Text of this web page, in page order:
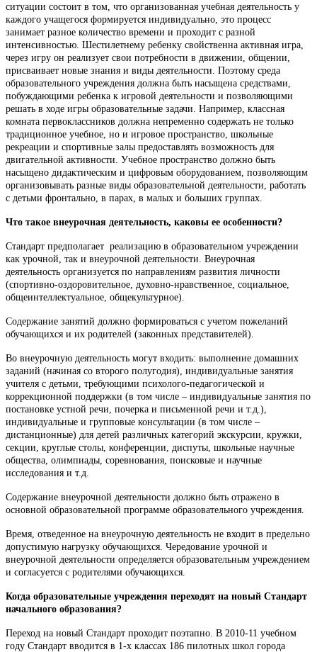
ситуации состоит в том, что организованная учебная деятельность у
каждого учащегося формируется индивидуально, это процесс
занимает разное количество времени и проходит с разной
интенсивностью. Шестилетнему ребенку свойственна активная игра,
через игру он реализует свои потребности в движении, общении,
присваивает новые знания и виды деятельности. Поэтому среда
образовательного учреждения должна быть насыщена средствами,
побуждающими ребенка к игровой деятельности и позволяющими
решать в ходе игры образовательные задачи. Например, классная
комната первоклассников должна непременно содержать не только
традиционное учебное, но и игровое пространство, школьные
рекреации и спортивные залы предоставлять возможность для
двигательной активности. Учебное пространство должно быть
насыщено дидактическим и цифровым оборудованием, позволяющим
организовывать разные виды образовательной деятельности, работать
с детьми фронтально, в парах, в малых и больших группах.
Что такое внеурочная деятельность, каковы ее особенности?
Стандарт предполагает реализацию в образовательном учреждении
как урочной, так и внеурочной деятельности. Внеурочная
деятельность организуется по направлениям развития личности
(спортивно-оздоровительное, духовно-нравственное, социальное,
общеинтеллектуальное, общекультурное).
Содержание занятий должно формироваться с учетом пожеланий
обучающихся и их родителей (законных представителей).
Во внеурочную деятельность могут входить: выполнение домашних
заданий (начиная со второго полугодия), индивидуальные занятия
учителя с детьми, требующими психолого-педагогической и
коррекционной поддержки (в том числе – индивидуальные занятия по
постановке устной речи, почерка и письменной речи и т.д.),
индивидуальные и групповые консультации (в том числе –
дистанционные) для детей различных категорий экскурсии, кружки,
секции, круглые столы, конференции, диспуты, школьные научные
общества, олимпиады, соревнования, поисковые и научные
исследования и т.д.
Содержание внеурочной деятельности должно быть отражено в
основной образовательной программе образовательного учреждения.
Время, отведенное на внеурочную деятельность не входит в предельно
допустимую нагрузку обучающихся. Чередование урочной и
внеурочной деятельности определяется образовательным учреждением
и согласуется с родителями обучающихся.
Когда образовательные учреждения переходят на новый Стандарт
начального образования?
Переход на новый Стандарт проходит поэтапно. В 2010-11 учебном
году Стандарт вводится в 1-х классах 186 пилотных школ города